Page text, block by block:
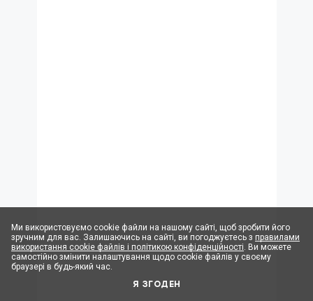
Ми використовуємо cookie файли на нашому сайті, щоб зробити його
зручним для вас. Залишаючись на сайті, ви погоджуєтесь з правилами
використання cookie файлів і політикою конфіденційності. Ви можете
самостійно змінити налаштування щодо cookie файлів у своєму
браузері в будь-який час.
Я ЗГОДЕН